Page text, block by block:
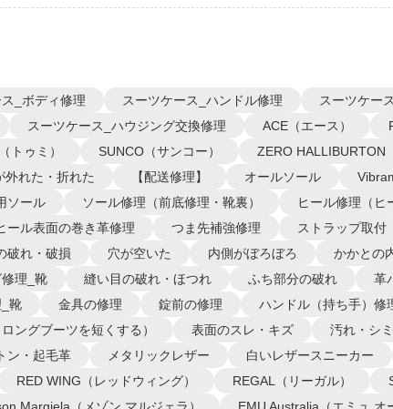
_ボディ修理 スーツケース_ハンドル修理
スーツケー
スーツケース_ハウジング交換修理
ACE（エース）
トゥミ）
SUNCO（サンコー） ZERO HALLIBURTON
外れた・折れた
【配送修理】 オールソール
ソール
ソール修理（前底修理・靴裏）
ヒール修理（ヒ
ール表面の巻き革修理
つま先補強修理 ストラップ取付
破れ・破損
穴が空いた 内側がぼろぼろ かかとの
理_靴
縫い目の破れ・ほつれ ふち部分の破れ
革
靴
金具の修理 錠前の修理 ハンドル（持ち手）修
ングブーツを短くする）
表面のスレ・キズ 汚れ・シ
ン・起毛革
メタリックレザー 白いレザースニーカー
RED WING（レッドウィング）
REGAL（リーガル）
Margiela（メゾン マルジェラ）
EMU Australia（エミュ オ